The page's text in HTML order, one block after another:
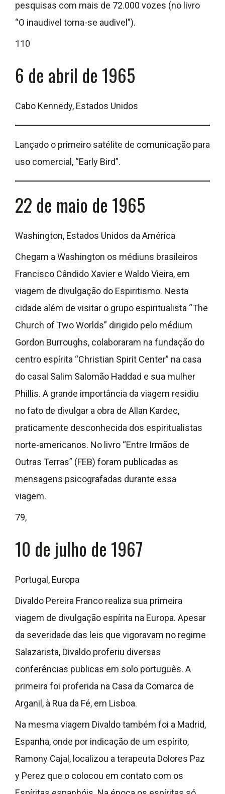
pesquisas com mais de 72.000 vozes (no livro
“O inaudivel torna-se audivel”).
110
6 de abril de 1965
Cabo Kennedy, Estados Unidos
Lançado o primeiro satélite de comunicação para
uso comercial, “Early Bird”.
22 de maio de 1965
Washington, Estados Unidos da América
Chegam a Washington os médiuns brasileiros
Francisco Cândido Xavier e Waldo Vieira, em
viagem de divulgação do Espiritismo. Nesta
cidade além de visitar o grupo espiritualista “The
Church of Two Worlds” dirigido pelo médium
Gordon Burroughs, colaboraram na fundação do
centro espírita “Christian Spirit Center” na casa
do casal Salim Salomão Haddad e sua mulher
Phillis. A grande importância da viagem residiu
no fato de divulgar a obra de Allan Kardec,
praticamente desconhecida dos espiritualistas
norte-americanos. No livro “Entre Irmãos de
Outras Terras” (FEB) foram publicadas as
mensagens psicografadas durante essa
viagem.
79,
10 de julho de 1967
Portugal, Europa
Divaldo Pereira Franco realiza sua primeira
viagem de divulgação espírita na Europa. Apesar
da severidade das leis que vigoravam no regime
Salazarista, Divaldo proferiu diversas
conferências publicas em solo português. A
primeira foi proferida na Casa da Comarca de
Arganil, à Rua da Fé, em Lisboa.
Na mesma viagem Divaldo também foi a Madrid,
Espanha, onde por indicação de um espírito,
Ramony Cajal, localizou a terapeuta Dolores Paz
y Perez que o colocou em contato com os